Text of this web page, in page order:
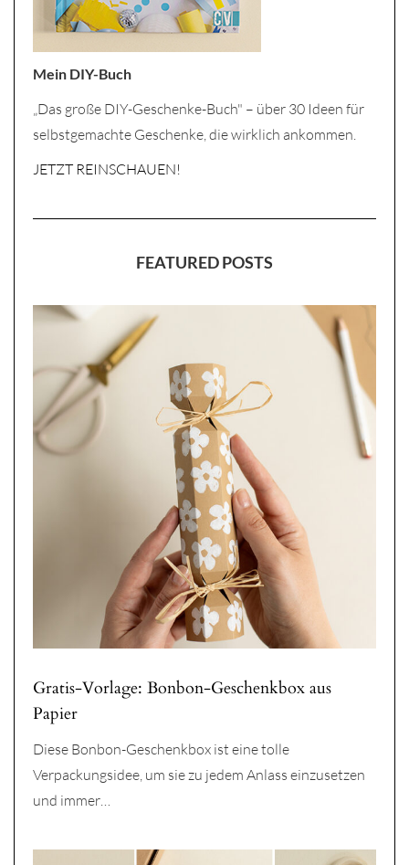
Mein DIY-Buch
„Das große DIY-Geschenke-Buch" – über 30 Ideen für
selbstgemachte Geschenke, die wirklich ankommen.
JETZT REINSCHAUEN!
FEATURED POSTS
Gratis-Vorlage: Bonbon-Geschenkbox aus
Papier
Diese Bonbon-Geschenkbox ist eine tolle
Verpackungsidee, um sie zu jedem Anlass einzusetzen
und immer…